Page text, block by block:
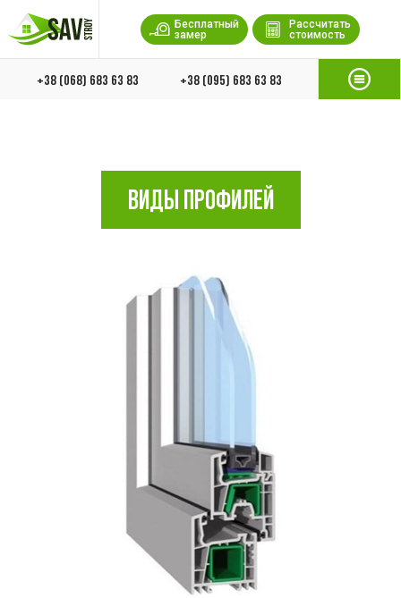
Бесплатный
замер
Рассчитать
стоимость
+38 (068) 683 63 83 +38 (095) 683 63 83
ВИДЫ ПРОФИЛЕЙ